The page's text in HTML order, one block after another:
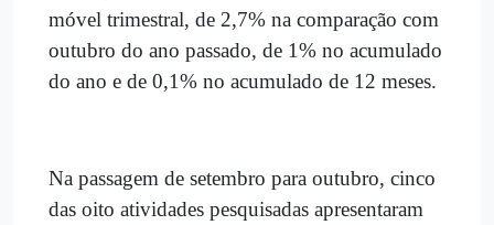
móvel trimestral, de 2,7% na comparação com
outubro do ano passado, de 1% no acumulado
do ano e de 0,1% no acumulado de 12 meses.
Na passagem de setembro para outubro, cinco
das oito atividades pesquisadas apresentaram